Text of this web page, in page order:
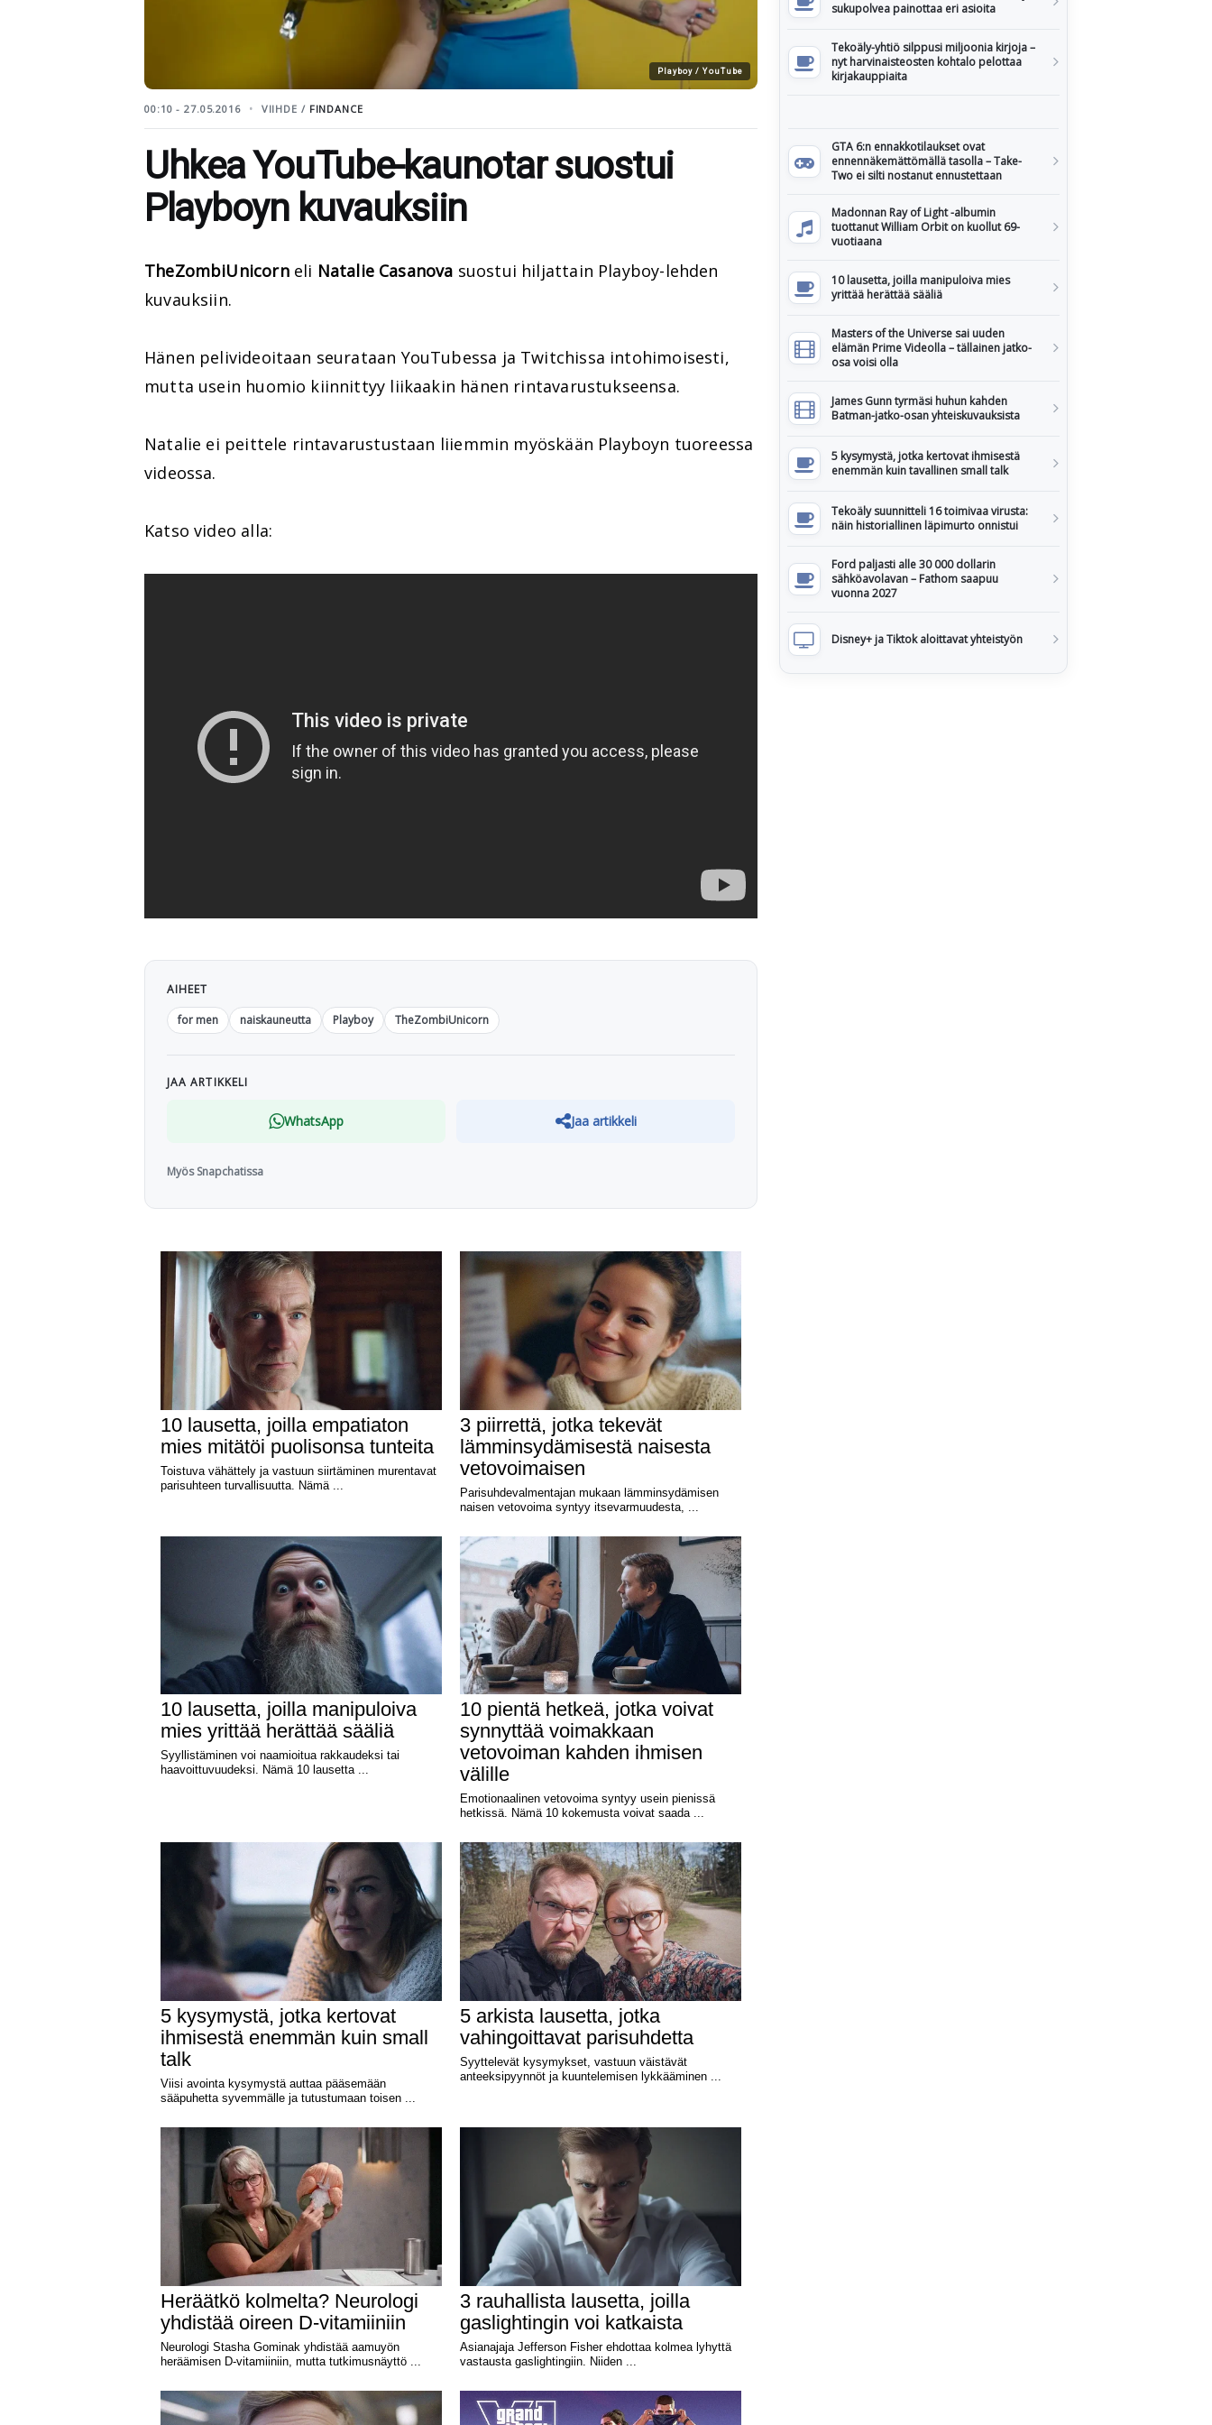
Playboy / YouTube
00:10 - 27.05.2016 VIIHDE / FINDANCE
Uhkea YouTube-kaunotar suostui
Playboyn kuvauksiin
TheZombiUnicorneli Natalie Casanova suostui hiljattain Playboy-lehden
kuvauksiin.
Hänen pelivideoitaan seurataan YouTubessa ja Twitchissa intohimoisesti,
mutta usein huomio kiinnittyy liikaakin hänen rintavarustukseensa.
Natalie ei peittele rintavarustustaan liiemmin myöskään Playboyn tuoreessa
videossa.
Katso video alla:
AIHEET
for men
naiskauneutta Playboy TheZombiUnicorn
JAA ARTIKKELI
WhatsApp Jaa artikkeli
Myös Snapchatissa
sukupolvea painottaa eri asioita
Tekoäly-yhtiö silppusi miljoonia kirjoja –
nyt harvinaisteosten kohtalo pelottaa
kirjakauppiaita
GTA 6:n ennakkotilaukset ovat
ennennäkemättömällä tasolla – Take-
Two ei silti nostanut ennustettaan
Madonnan Ray of Light -albumin
tuottanut William Orbit on kuollut 69-
vuotiaana
10 lausetta, joilla manipuloiva mies
yrittää herättää sääliä
Masters of the Universe sai uuden
elämän Prime Videolla – tällainen jatko-
osa voisi olla
James Gunn tyrmäsi huhun kahden
Batman-jatko-osan yhteiskuvauksista
5 kysymystä, jotka kertovat ihmisestä
enemmän kuin tavallinen small talk
Tekoäly suunnitteli 16 toimivaa virusta:
näin historiallinen läpimurto onnistui
Ford paljasti alle 30 000 dollarin
sähköavolavan – Fathom saapuu
vuonna 2027
Disney+ ja Tiktok aloittavat yhteistyön